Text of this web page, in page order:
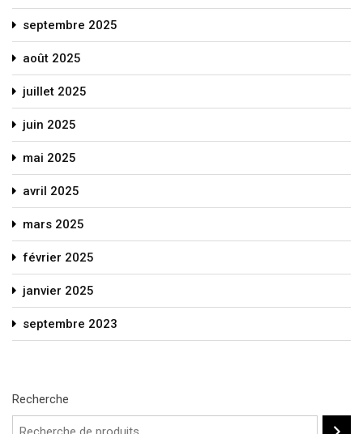
septembre 2025
août 2025
juillet 2025
juin 2025
mai 2025
avril 2025
mars 2025
février 2025
janvier 2025
septembre 2023
Recherche